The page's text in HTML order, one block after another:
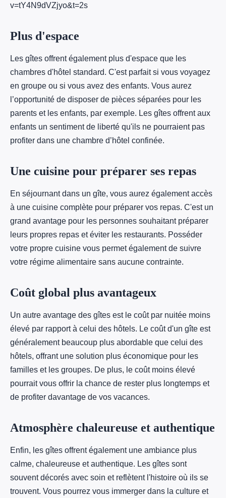
v=tY4N9dVZjyo&t=2s
Plus d'espace
Les gîtes offrent également plus d'espace que les
chambres d'hôtel standard. C'est parfait si vous voyagez
en groupe ou si vous avez des enfants. Vous aurez
l’opportunité de disposer de pièces séparées pour les
parents et les enfants, par exemple. Les gîtes offrent aux
enfants un sentiment de liberté qu'ils ne pourraient pas
profiter dans une chambre d’hôtel confinée.
Une cuisine pour préparer ses repas
En séjournant dans un gîte, vous aurez également accès
à une cuisine complète pour préparer vos repas. C'est un
grand avantage pour les personnes souhaitant préparer
leurs propres repas et éviter les restaurants. Posséder
votre propre cuisine vous permet également de suivre
votre régime alimentaire sans aucune contrainte.
Coût global plus avantageux
Un autre avantage des gîtes est le coût par nuitée moins
élevé par rapport à celui des hôtels. Le coût d'un gîte est
généralement beaucoup plus abordable que celui des
hôtels, offrant une solution plus économique pour les
familles et les groupes. De plus, le coût moins élevé
pourrait vous offrir la chance de rester plus longtemps et
de profiter davantage de vos vacances.
Atmosphère chaleureuse et authentique
Enfin, les gîtes offrent également une ambiance plus
calme, chaleureuse et authentique. Les gîtes sont
souvent décorés avec soin et reflètent l'histoire où ils se
trouvent. Vous pourrez vous immerger dans la culture et